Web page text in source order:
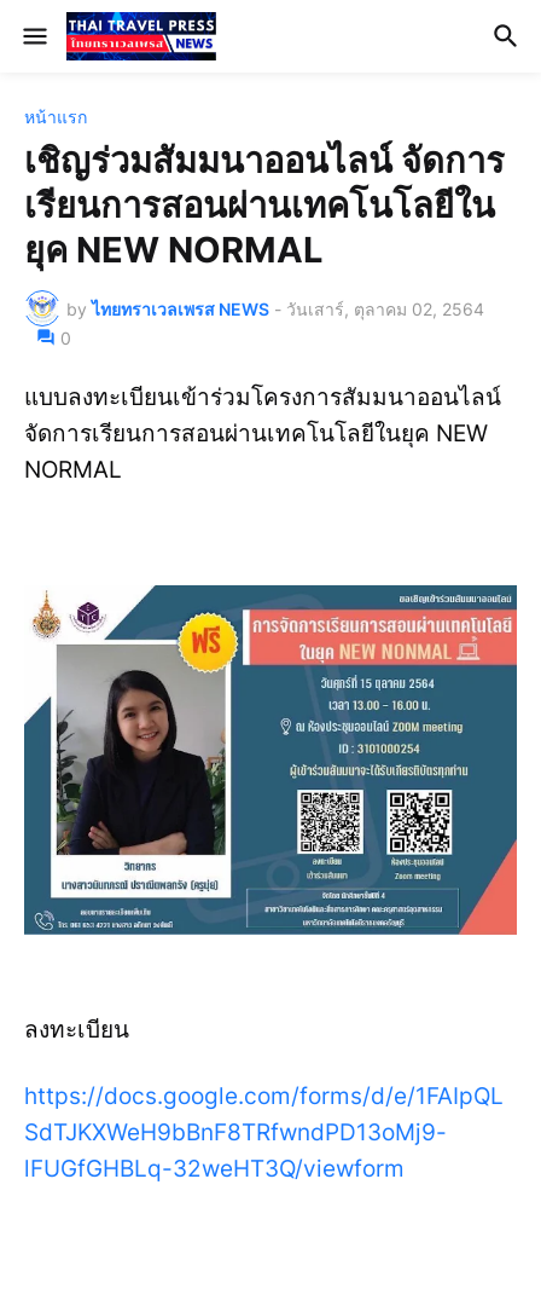
หน้าแรก
เชิญร่วมสัมมนาออนไลน์ จัดการ
เรียนการสอนผ่านเทคโนโลยีใน
ยุค NEW NORMAL
by ไทยทราเวลเพรส NEWS - วันเสาร์, ตุลาคม 02, 2564
0
แบบลงทะเบียนเข้าร่วมโครงการสัมมนาออนไลน์
จัดการเรียนการสอนผ่านเทคโนโลยีในยุค NEW
NORMAL
ลงทะเบียน
https://docs.google.com/forms/d/e/1FAIpQL
SdTJKXWeH9bBnF8TRfwndPD13oMj9-
lFUGfGHBLq-32weHT3Q/viewform